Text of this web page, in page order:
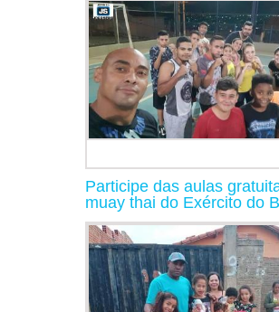
Participe das aulas
muay thai do Exército do